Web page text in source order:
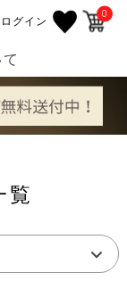
ログイン 0
覧